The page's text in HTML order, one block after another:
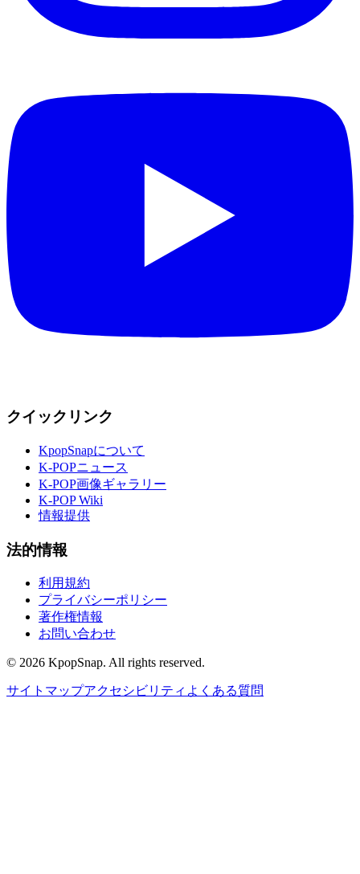
クイックリンク
KpopSnapについて
K-POPニュース
K-POP画像ギャラリー
K-POP Wiki
情報提供
法的情報
利用規約
プライバシーポリシー
著作権情報
お問い合わせ
© 2026 KpopSnap. All rights reserved.
サイトマップアクセシビリティ よくある質問